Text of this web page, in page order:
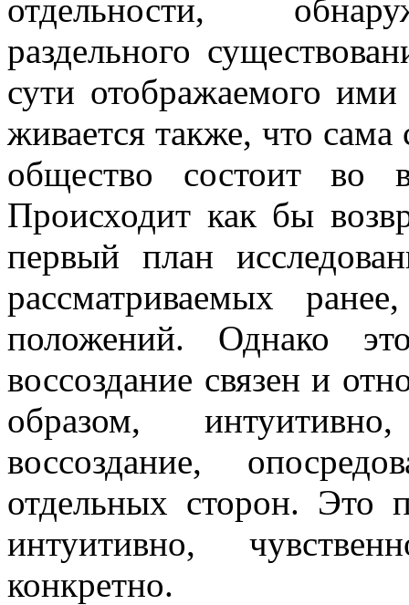
отдельности,
раздельного
сути отображаемого
живается также, что сама
общество состоит во
Происходит как бы
первый план
рассматриваемых
положений. Однако
воссоздание связен и
образом,
воссоздание,
отдельных сторон. Это
интуитивно,
конкретно.